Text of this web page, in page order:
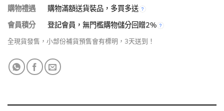
購物禮遇
購物滿額送貨裝品，多買多送
會員積分
登記會員，無門檻購物儲分回贈2%
全現貨發售，小部份補貨預售會有標明，3天送到！